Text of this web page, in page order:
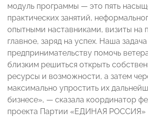
модуль программы — это пять
практических занятий,
опытными наставниками, визиты на
главное, заряд на успех. Наша
предпринимательству помочь
близким решиться открыть
ресурсы и возможности, а затем
максимально упростить их
бизнесе», — сказала координатор
проекта Партии «ЕДИНАЯ РОССИЯ»